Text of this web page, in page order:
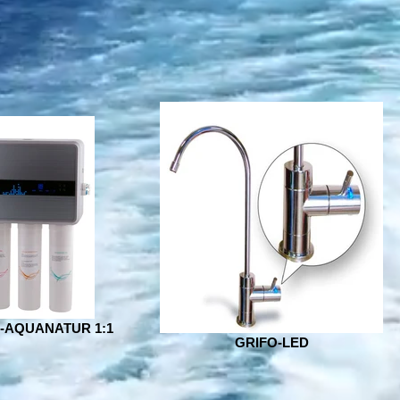
AQUANATUR 1:1
GRIFO-LED